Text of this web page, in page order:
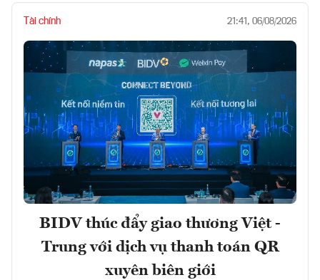
Tài chính 21:41, 06/08/2026
BIDV thúc đẩy giao thương Việt -
Trung với dịch vụ thanh toán QR
xuyên biên giới